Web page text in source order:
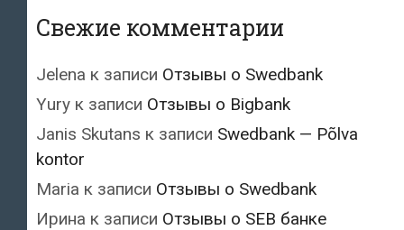
Свежие комментарии
Jelena к записи Отзывы о Swedbank
Yury к записи Отзывы о Bigbank
Janis Skutans к записи Swedbank — Põlva
kontor
Maria к записи Отзывы о Swedbank
Ирина к записи Отзывы о SEB банке